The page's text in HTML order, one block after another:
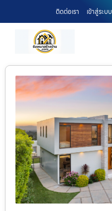
ติดต่อเรา เข้าสู่ระบบ